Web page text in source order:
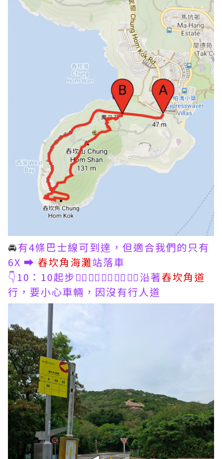
🚘有4條巴士線可到達，但適合我們的只有
6X ➡️ 舂坎角海灘站落車
👇10：10起步🚶‍♂️🚶‍♂️🚶‍♀️🚶‍♀️🚶‍♀️沿著舂坎角道
行，要小心車輛，因沒有行人道